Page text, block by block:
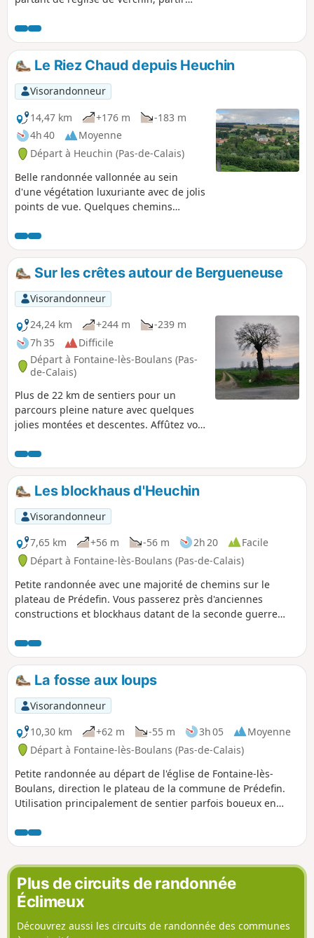
Verchin.
Le Riez Chaud depuis Heuchin
Visorandonneur
14,47 km
+176 m
-183 m
4h 40
Moyenne
Départ à Heuchin (Pas-de-Calais)
Belle randonnée vallonnée au sein
d'une végétation luxuriante avec de jolis
points de vue. Quelques chemins
humide. Les nombreux chemins de terre
et empierrés vous feront oublier les
quelques routes bitumées.
Sur les crêtes autour de Bergueneuse
Visorandonneur
24,24 km
+244 m
-239 m
7h 35
Difficile
Départ à Fontaine-lès-Boulans (Pas-
de-Calais)
Plus de 22 km de sentiers pour un
parcours pleine nature avec quelques
jolies montées et descentes. Affûtez vos
bois et avec de la chance quelques
animaux sauvages. Du moins, ceux que
les chasseurs ne massacrent pas
puisque nous avons libérés (il y a
quelques années) deux chevreuils pris
dans des collets (piège à renards, mais
n'importe quel animal peut s'y faire
prendre et c'est légal !). Parcours
effectué ce 02 mai 2025 : tous les
chemins étaient impeccables.
Les blockhaus d'Heuchin
Visorandonneur
7,65 km
+56 m -56 m 2h 20
Facile
Départ à Fontaine-lès-Boulans (Pas-de-Calais)
Petite randonnée avec une majorité de chemins sur le
plateau de Prédefin. Vous passerez près d'anciennes
constructions et blockhaus datant de la seconde guerre
départemental du Pas-de-Calais de la FFR.
La fosse aux loups
Visorandonneur
10,30 km
+62 m -55 m 3h 05
Moyenne
Départ à Fontaine-lès-Boulans (Pas-de-Calais)
Petite randonnée au départ de l'église de Fontaine-lès-
Boulans, direction le plateau de la commune de Prédefin.
Utilisation principalement de sentier parfois boueux en
panorama de toute beauté. Sur le chemin du retour, vous
croiserez un ancien casernement de l'armée allemande.
Plus de circuits de randonnée
Éclimeux
Découvrez aussi les circuits de randonnée des communes